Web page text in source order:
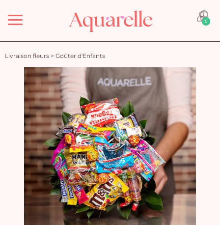
Menu 0
Livraison fleurs > Goûter d'Enfants